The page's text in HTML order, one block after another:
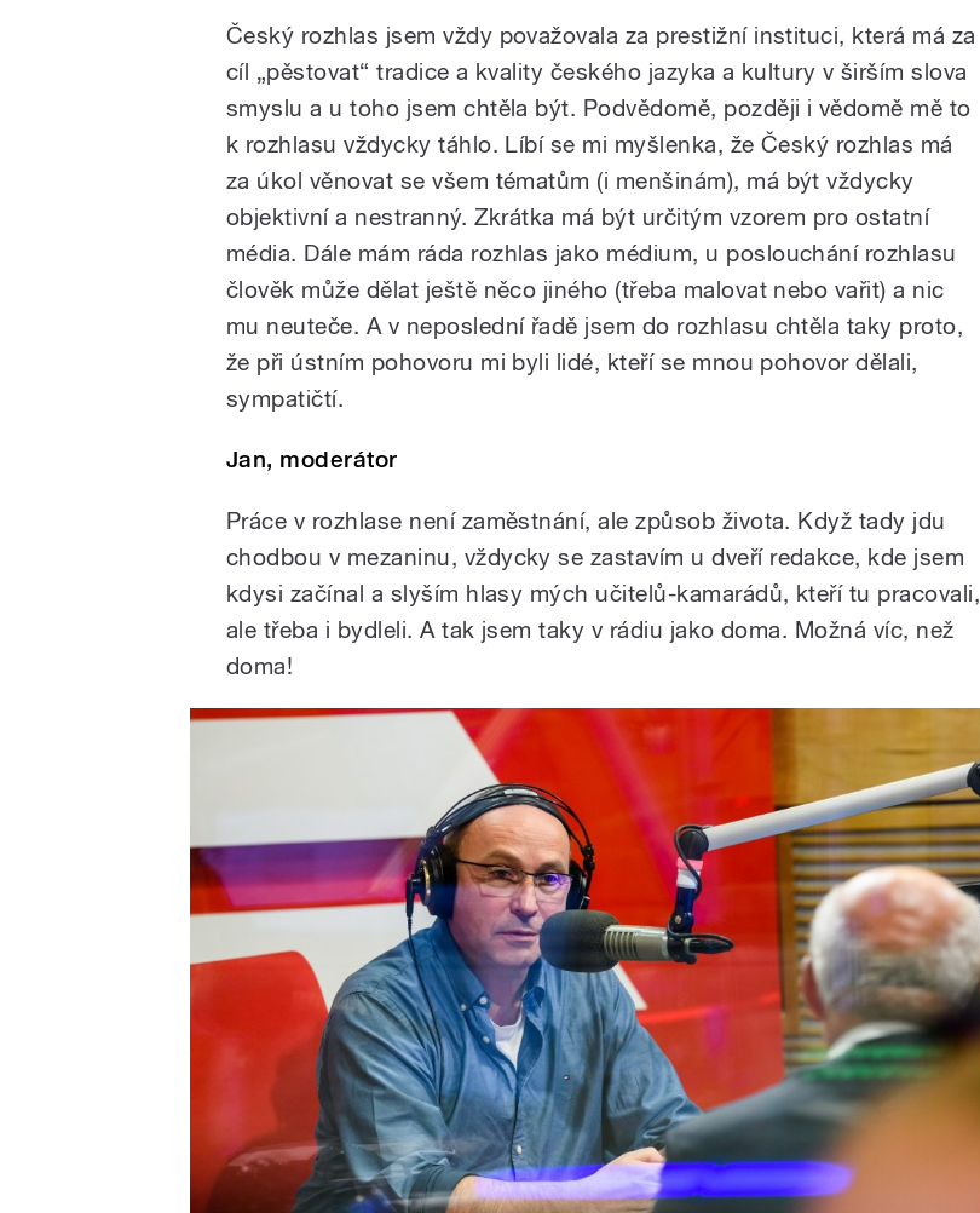
Český rozhlas jsem vždy považovala za prestižní instituci, která má za
cíl „pěstovat“ tradice a kvality českého jazyka a kultury v širším slova
smyslu a u toho jsem chtěla být. Podvědomě, později i vědomě mě to
k rozhlasu vždycky táhlo. Líbí se mi myšlenka, že Český rozhlas má
za úkol věnovat se všem tématům (i menšinám), má být vždycky
objektivní a nestranný. Zkrátka má být určitým vzorem pro ostatní
média. Dále mám ráda rozhlas jako médium, u poslouchání rozhlasu
člověk může dělat ještě něco jiného (třeba malovat nebo vařit) a nic
mu neuteče. A v neposlední řadě jsem do rozhlasu chtěla taky proto,
že při ústním pohovoru mi byli lidé, kteří se mnou pohovor dělali,
sympatičtí.
Jan, moderátor
Práce v rozhlase není zaměstnání, ale způsob života. Když tady jdu
chodbou v mezaninu, vždycky se zastavím u dveří redakce, kde jsem
kdysi začínal a slyším hlasy mých učitelů-kamarádů, kteří tu pracovali,
ale třeba i bydleli. A tak jsem taky v rádiu jako doma. Možná víc, než
doma!